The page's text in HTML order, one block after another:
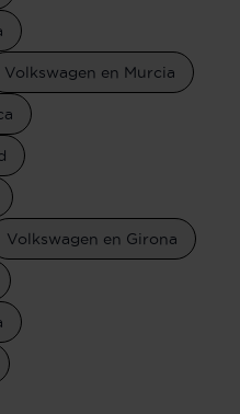
Volkswagen en Murcia
Volkswagen en Girona